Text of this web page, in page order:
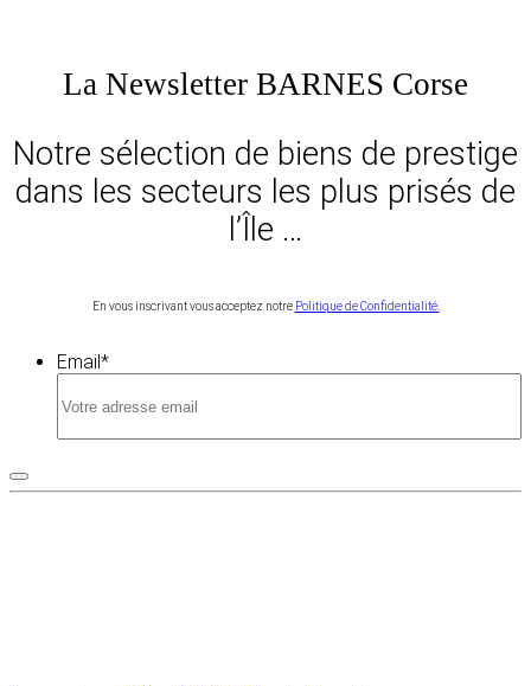
La Newsletter BARNES Corse
Notre sélection de biens de prestige
dans les secteurs les plus prisés de
l’Île …
En vous inscrivant vous acceptez notre Politique de Confidentialité.
Email*